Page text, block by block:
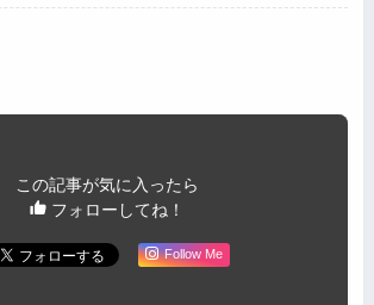
この記事が気に入ったら
フォローしてね！
Follow Me